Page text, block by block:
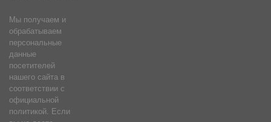
Мы получаем и
обрабатываем
персональные
данные
посетителей
нашего сайта в
соответствии с
официальной
политикой. Если